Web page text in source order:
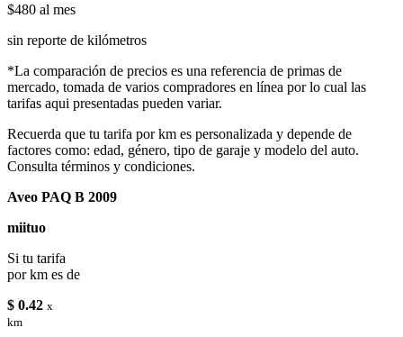
$480 al mes
sin reporte de kilómetros
*La comparación de precios es una referencia de primas de
mercado, tomada de varios compradores en línea por lo cual las
tarifas aqui presentadas pueden variar.
Recuerda que tu tarifa por km es personalizada y depende de
factores como: edad, género, tipo de garaje y modelo del auto.
Consulta términos y condiciones.
Aveo PAQ B 2009
miituo
Si tu tarifa
por km es de
$ 0.42 x
km